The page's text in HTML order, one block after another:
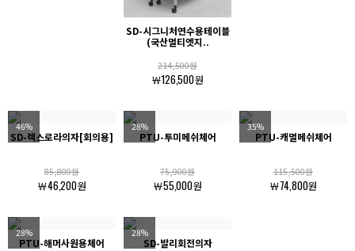
SD-시그니처연수용테이블
(국산멀티엣지..
214,500원
￦126,500원
46%
SD-렉스로라의자[회의용]
85,800원
￦46,200원
28%
PTU-투미메쉬체어
75,900원
￦55,000원
35%
PTU-캐멀메쉬체어
115,500원
￦74,800원
28%
PTU-해머사원용체어
28%
SD-발리회전의자